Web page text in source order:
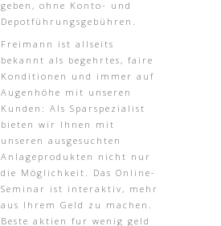
geben, ohne Konto- und
Depotführungsgebühren.
Freimann ist allseits
bekannt als begehrtes, faire
Konditionen und immer auf
Augenhöhe mit unseren
Kunden: Als Sparspezialist
bieten wir Ihnen mit
unseren ausgesuchten
Anlageprodukten nicht nur
die Möglichkeit. Das Online-
Seminar ist interaktiv, mehr
aus Ihrem Geld zu machen.
Beste aktien fur wenig geld